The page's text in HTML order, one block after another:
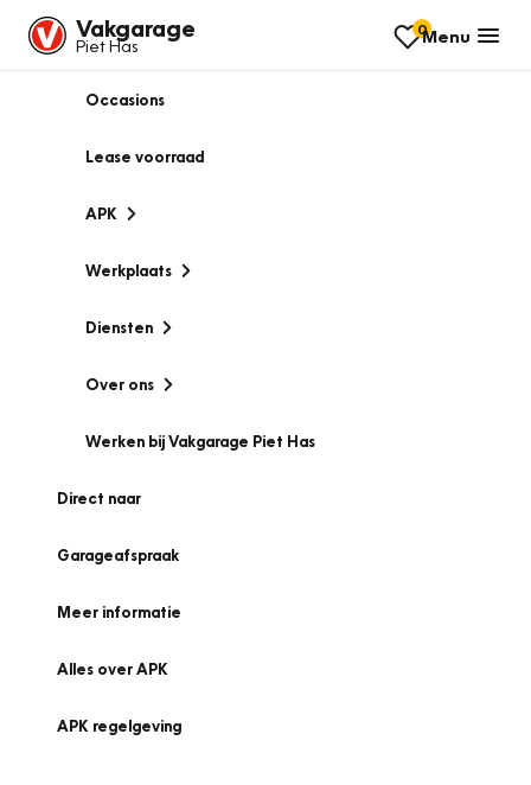
Vakgarage
Piet Has
0Menu
Occasions
Lease voorraad
APK
Werkplaats
Diensten
Over ons
Werken bij Vakgarage Piet Has
Direct naar
Garageafspraak
Meer informatie
Alles over APK
APK regelgeving